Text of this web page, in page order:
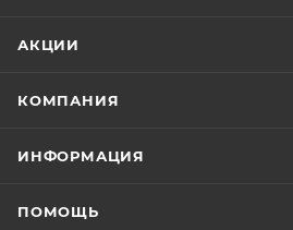
АКЦИИ
КОМПАНИЯ
ИНФОРМАЦИЯ
ПОМОЩЬ